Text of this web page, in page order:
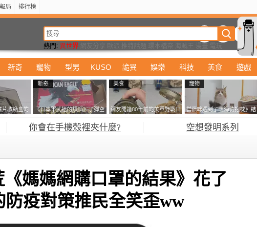
局 排行榜
熱門: 異世界
新奇 寵物 型男 KUSO 詭異 娛樂 科技 美食 遊戲
片收納盒的
的話整盒拿
新奇
《日本軍武迷的煩惱》子彈空
盒在日本超級貴 美國網友直
接一大箱寄給他了
美食
網友開箱80年前的美軍野戰口
糧 罐頭本身保存良好，但裡
面的味道...
寵物
當貓咪遇到了《海豹抱枕》結
果玩了10天後，海豹一整個走
鐘笑翻網友
你會在手機殼裡夾什麼? 空想發明系列
媽媽網購口罩的結果》花了
防疫對策推民全笑歪ww
科技 動漫